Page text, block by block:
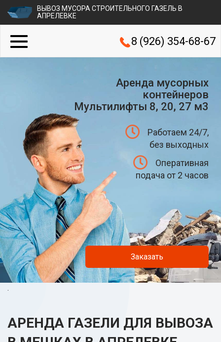
ВЫВОЗ МУСОРА СТРОИТЕЛЬНОГО ГАЗЕЛЬ В
АПРЕЛЕВКЕ
8 (926) 354-68-67
Аренда мусорных
контейнеров
Мультилифты 8, 20, 27 м3
Работаем 24/7,
без выходных
Оперативная
подача от 2 часов
Заказать
.
АРЕНДА ГАЗЕЛИ ДЛЯ ВЫВОЗА